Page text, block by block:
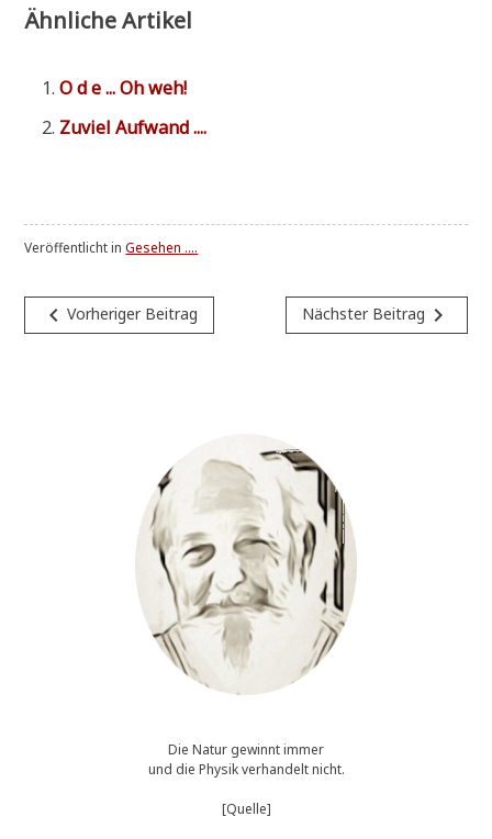
Ähnliche Artikel
O d e ... Oh weh!
Zuviel Auf­wand ....
Veröffentlicht inGesehen ....
Beitragsnavigation
navigate_beforeVorheriger Beitrag Nächster Beitrag navigate_next
Die Natur gewinnt immer
und die Physik verhandelt nicht.
[Quelle]